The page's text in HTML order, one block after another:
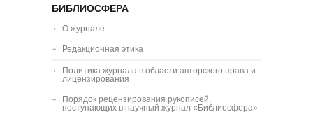
БИБЛИОСФЕРА
О журнале
Редакционная этика
Политика журнала в области авторского права и
лицензирования
Порядок рецензирования рукописей,
поступающих в научный журнал «Библиосфера»